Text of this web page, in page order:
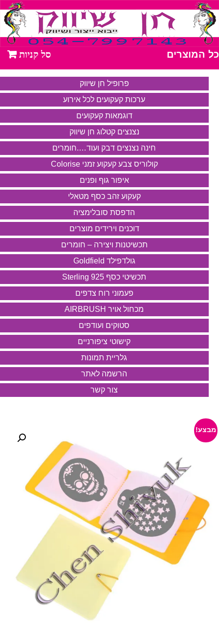
כל המוצרים
פרופיל חן שיווק
ערכות קעקועים לכל אירוע
דוגמאות קעקועים
נצנצים קטלוג חן שיווק
חינה נצנצים דבק ועוד….חומרים
קולוריס צבע קעקוע זמני Colorise
איפור גוף ופנים
קעקוע זהב כסף מטאלי
הדפסת סובלימציה
דוכנים וירידים מוצרים
תכשיטנות ויצירה – חומרים
גולדפילד Goldfield
תכשיטי כסף 925 Sterling
פעמוני רוח צדפים
מכחול אויר AIRBRUSH
סטוקים ועודפים
קישוטי ציפורניים
גלריית תמונות
הרשמה לאתר
צור קשר
מבצע!